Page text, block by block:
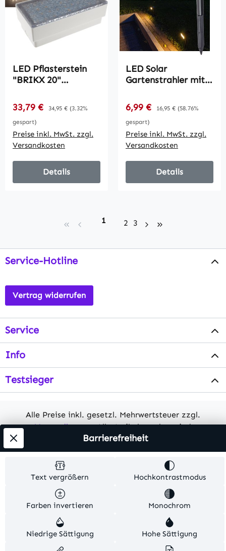
LED Pflasterstein
"BRIKX 20"
20x10x7cm, 3W,
220lm, IP67, 230V
Verkaufspreis:
33,79 € Regulärer Preis:
34,95 € (3.32%
gespart)
Preise inkl. MwSt. zzgl.
Versandkosten
Details
LED Solar
Gartenstrahler mit
Dämmerungssensor,
IP65
Verkaufspreis:
6,99 € Regulärer Preis:
16,95 € (58.76%
gespart)
Preise inkl. MwSt. zzgl.
Versandkosten
Details
Seite
1 Seite
2 Seite
3
Service-Hotline
Vertrag widerrufen
Service
Info
Testsieger
Alle Preise inkl. gesetzl. Mehrwertsteuer zzgl.
Versandkosten. Alle Artikelangaben sind
Herstellerangaben und ohne Gewähr.
© 2026 MKV24 – Alle Rechte vorbehalten. Theme by
TC-Innovations
Text vergrößern Hochkontrastmodus
Farben invertieren Monochrom
Niedrige Sättigung Hohe Sättigung
Barrierefreiheit